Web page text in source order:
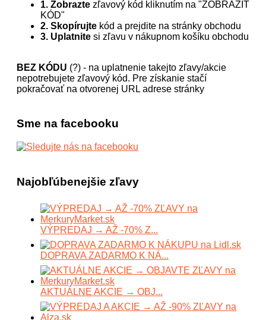
1. Zobrazte zľavový kód kliknutím na "ZOBRAZIŤ
KÓD"
2. Skopírujte kód a prejdite na stránky obchodu
3. Uplatnite si zľavu v nákupnom košíku obchodu
BEZ KÓDU (?) - na uplatnenie takejto zľavy/akcie
nepotrebujete zľavový kód. Pre získanie stačí
pokračovať na otvorenej URL adrese stránky
Sme na facebooku
Najobľúbenejšie zľavy
VÝPREDAJ → AŽ -70% Z...
DOPRAVA ZADARMO K NÁ...
AKTUÁLNE AKCIE → OBJ...